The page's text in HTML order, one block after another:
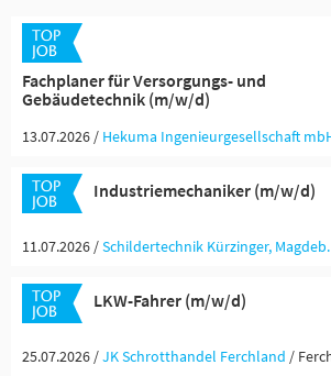
Fachplaner für Versorgungs- und
Gebäudetechnik (m/w/d)
13.07.2026 / Hekuma Ingenieurgesellschaft
Industriemechaniker (m/w/d)
11.07.2026 /Schildertechnik Kürzinger, Magdeb.
LKW-Fahrer (m/w/d)
25.07.2026 /JK Schrotthandel Ferchland /